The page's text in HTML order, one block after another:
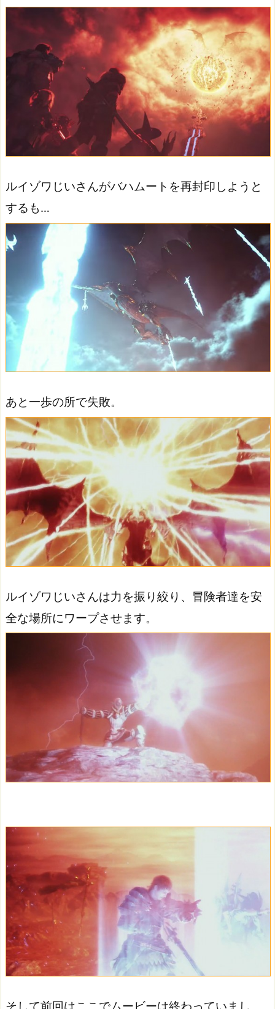
ルイゾワじいさんがバハムートを再封印しようと
するも…
あと一歩の所で失敗。
ルイゾワじいさんは力を振り絞り、冒険者達を安
全な場所にワープさせます。
そして前回はここでムービーは終わっていまし